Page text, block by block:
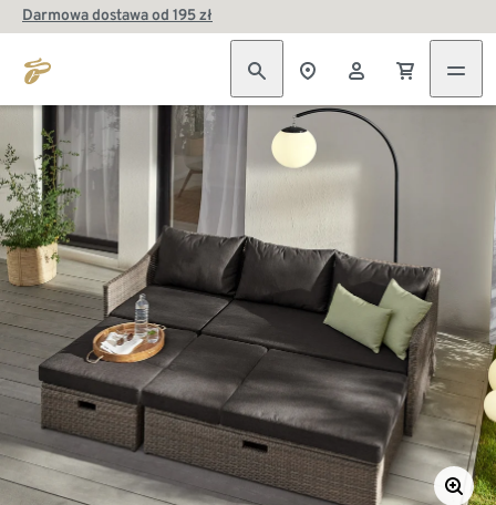
Darmowa dostawa od 195 zł